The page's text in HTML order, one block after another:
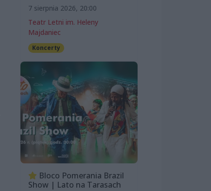
7 sierpnia 2026, 20:00
Teatr Letni im. Heleny
Majdaniec
Koncerty
Bloco Pomerania Brazil
Show | Lato na Tarasach